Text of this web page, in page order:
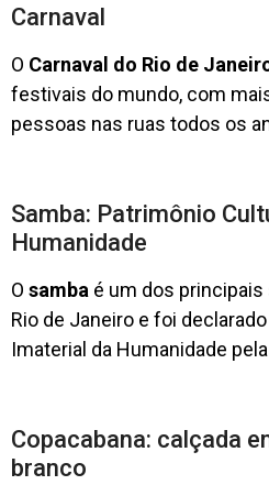
Carnaval
O Carnaval do Rio de
festivais do mundo, com
pessoas nas ruas todos os
Samba: Patrimônio
Humanidade
O samba é um dos
Rio de Janeiro e foi
Imaterial da Humanidade
Copacabana: calçada
branco